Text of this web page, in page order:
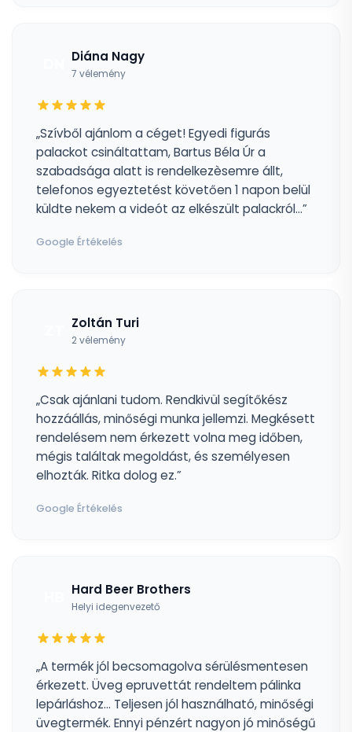
Diána Nagy
7 vélemény
„Szívből ajánlom a céget! Egyedi figurás
palackot csináltattam, Bartus Béla Úr a
szabadsága alatt is rendelkezèsemre állt,
telefonos egyeztetést követően 1 napon belül
küldte nekem a videót az elkészült palackról...”
Google Értékelés
Zoltán Turi
2 vélemény
„Csak ajánlani tudom. Rendkivül segítőkész
hozzáállás, minőségi munka jellemzi. Megkésett
rendelésem nem érkezett volna meg időben,
mégis találtak megoldást, és személyesen
elhozták. Ritka dolog ez.”
Google Értékelés
Hard Beer Brothers
Helyi idegenvezető
„A termék jól becsomagolva sérülésmentesen
érkezett. Üveg epruvettát rendeltem pálinka
lepárláshoz... Teljesen jól használható, minőségi
üvegtermék. Ennyi pénzért nagyon jó minőségű